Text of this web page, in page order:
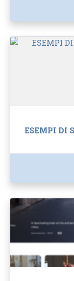
ESEMPI DI